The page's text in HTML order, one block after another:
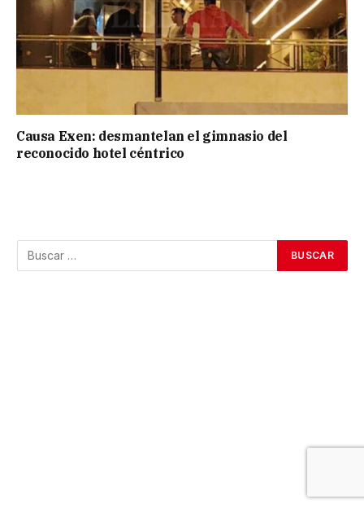
Causa Exen: desmantelan el gimnasio del
reconocido hotel céntrico